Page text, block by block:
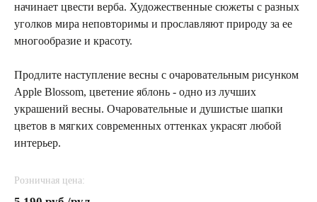
начинает цвести верба. Художественные сюжеты с разных
уголков мира неповторимы и прославляют природу за ее
многообразие и красоту.
Продлите наступление весны с очаровательным рисунком
Apple Blossom, цветение яблонь - одно из лучших
украшений весны. Очаровательные и душистые шапки
цветов в мягких современных оттенках украсят любой
интерьер.
Розничная цена: